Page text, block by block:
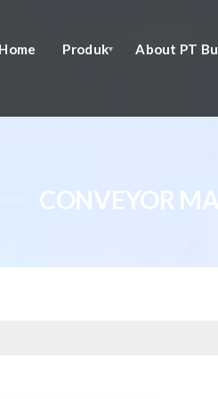
Home Produk About PT
CONVEYOR